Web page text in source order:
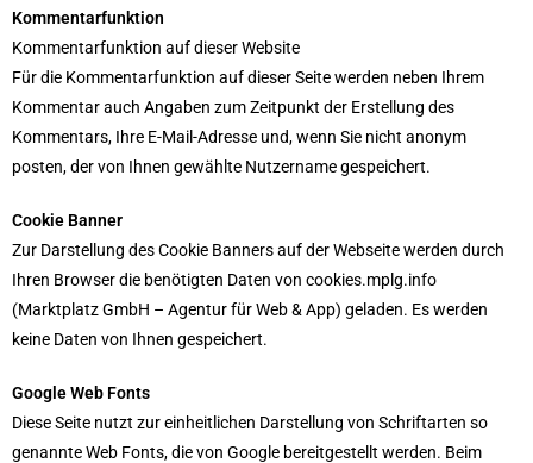
Kommentarfunktion
Kommentarfunktion auf dieser Website
Für die Kommentarfunktion auf dieser Seite werden neben Ihrem
Kommentar auch Angaben zum Zeitpunkt der Erstellung des
Kommentars, Ihre E-Mail-Adresse und, wenn Sie nicht anonym
posten, der von Ihnen gewählte Nutzername gespeichert.
Cookie Banner
Zur Darstellung des Cookie Banners auf der Webseite werden durch
Ihren Browser die benötigten Daten von cookies.mplg.info
(Marktplatz GmbH – Agentur für Web & App) geladen. Es werden
keine Daten von Ihnen gespeichert.
Google Web Fonts
Diese Seite nutzt zur einheitlichen Darstellung von Schriftarten so
genannte Web Fonts, die von Google bereitgestellt werden. Beim